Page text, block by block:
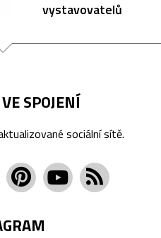
vystavovatelů
SPOJENÍ
sociální sítě.